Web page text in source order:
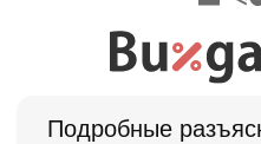
Подробные